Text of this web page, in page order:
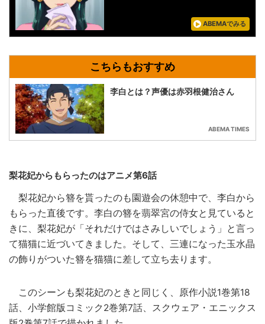
ABEMAでみる
李白とは？声優は赤羽根健治さん
ABEMA TIMES
梨花妃からもらったのはアニメ第6話
梨花妃から簪を貰ったのも園遊会の休憩中で、李白から
もらった直後です。李白の簪を翡翠宮の侍女と見ていると
きに、梨花妃が「それだけではさみしいでしょう」と言っ
て猫猫に近づいてきました。そして、三連になった玉水晶
の飾りがついた簪を猫猫に差して立ち去ります。
このシーンも梨花妃のときと同じく、原作小説1巻第18
話、小学館版コミック2巻第7話、スクウェア・エニックス